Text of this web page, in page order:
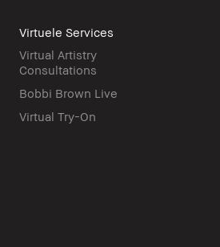
Virtuele Services
Virtual Artistry
Consultations
Bobbi Brown Live
Virtual Try-On